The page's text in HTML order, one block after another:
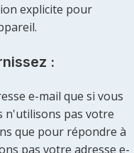
explicite pour
:
e-mail que si vous
n'utilisons pas votre
que pour répondre à
pas votre adresse e-